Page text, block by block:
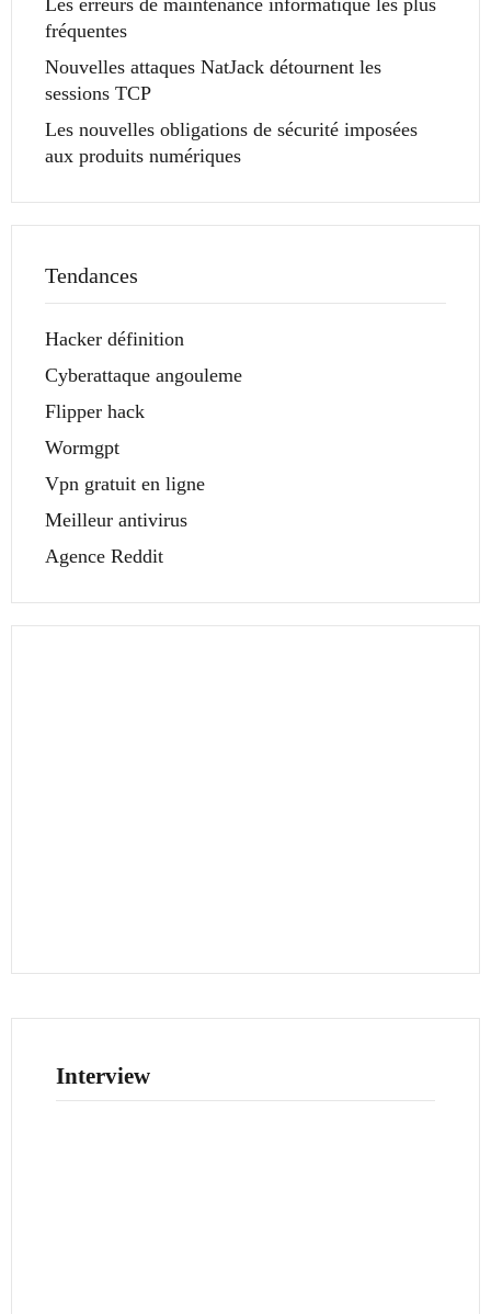
fréquentes
Nouvelles attaques NatJack détournent les
sessions TCP
Les nouvelles obligations de sécurité imposées
aux produits numériques
Tendances
Hacker définition
Cyberattaque angouleme
Flipper hack
Wormgpt
Vpn gratuit en ligne
Meilleur antivirus
Agence Reddit
Interview